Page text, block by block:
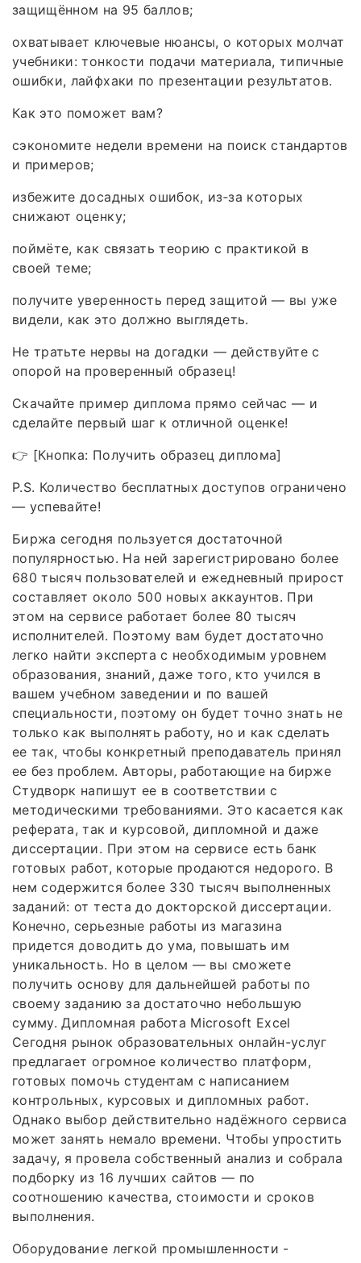
защищённом на 95 баллов;
охватывает ключевые нюансы, о которых молчат
учебники: тонкости подачи материала, типичные
ошибки, лайфхаки по презентации результатов.
Как это поможет вам?
сэкономите недели времени на поиск стандартов
и примеров;
избежите досадных ошибок, из‑за которых
снижают оценку;
поймёте, как связать теорию с практикой в
своей теме;
получите уверенность перед защитой — вы уже
видели, как это должно выглядеть.
Не тратьте нервы на догадки — действуйте с
опорой на проверенный образец!
Скачайте пример диплома прямо сейчас — и
сделайте первый шаг к отличной оценке!
👉 [Кнопка: Получить образец диплома]
P.S. Количество бесплатных доступов ограничено
— успевайте!
Биржа сегодня пользуется достаточной
популярностью. На ней зарегистрировано более
680 тысяч пользователей и ежедневный прирост
составляет около 500 новых аккаунтов. При
этом на сервисе работает более 80 тысяч
исполнителей. Поэтому вам будет достаточно
легко найти эксперта с необходимым уровнем
образования, знаний, даже того, кто учился в
вашем учебном заведении и по вашей
специальности, поэтому он будет точно знать не
только как выполнять работу, но и как сделать
ее так, чтобы конкретный преподаватель принял
ее без проблем. Авторы, работающие на бирже
Студворк напишут ее в соответствии с
методическими требованиями. Это касается как
реферата, так и курсовой, дипломной и даже
диссертации. При этом на сервисе есть банк
готовых работ, которые продаются недорого. В
нем содержится более 330 тысяч выполненных
заданий: от теста до докторской диссертации.
Конечно, серьезные работы из магазина
придется доводить до ума, повышать им
уникальность. Но в целом — вы сможете
получить основу для дальнейшей работы по
своему заданию за достаточно небольшую
сумму. Дипломная работа Microsoft Excel
Сегодня рынок образовательных онлайн-услуг
предлагает огромное количество платформ,
готовых помочь студентам с написанием
контрольных, курсовых и дипломных работ.
Однако выбор действительно надёжного сервиса
может занять немало времени. Чтобы упростить
задачу, я провела собственный анализ и собрала
подборку из 16 лучших сайтов — по
соотношению качества, стоимости и сроков
выполнения.
Оборудование легкой промышленности -